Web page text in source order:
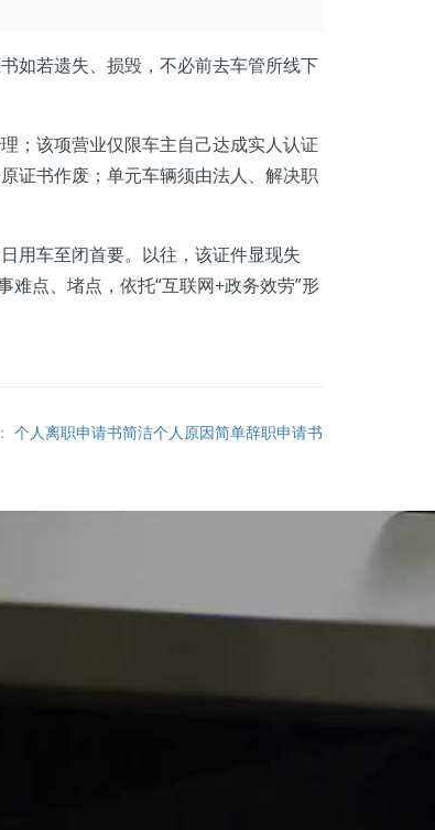
如若遗失、损毁，不必前去车管所线下
；该项营业仅限车主自己达成实人认证
证书作废；单元车辆须由法人、解决职
用车至闭首要。以往，该证件显现失
点、堵点，依托“互联网+政务效劳”形
个人离职申请书简洁个人原因简单辞职申请书